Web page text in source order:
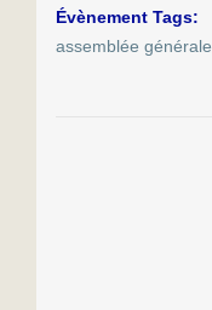
Évènement Tags:
assemblée générale